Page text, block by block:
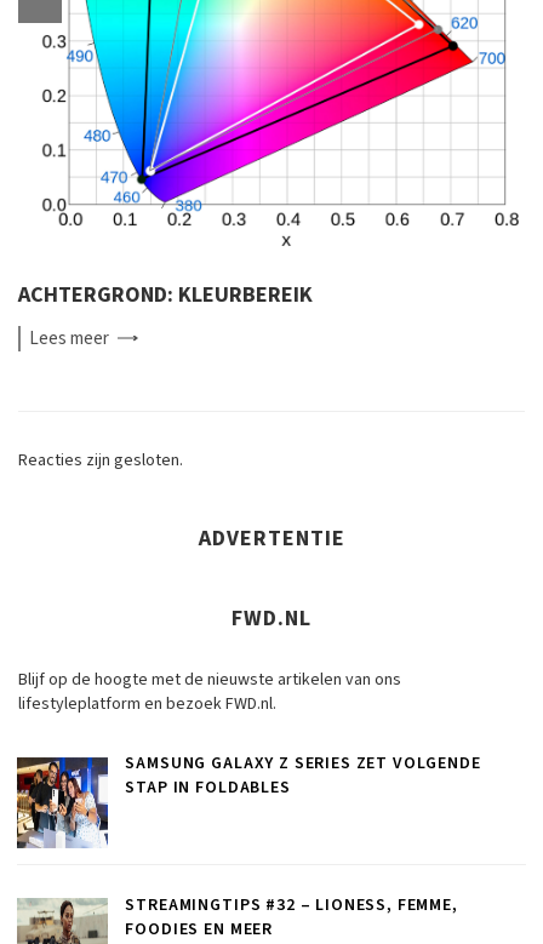
ACHTERGROND: KLEURBEREIK
Leesmeer
Reacties zijn gesloten.
ADVERTENTIE
FWD.NL
Blijf op de hoogte met de nieuwste artikelen van ons
lifestyleplatform en bezoek FWD.nl.
SAMSUNG GALAXY Z SERIES ZET VOLGENDE
STAP IN FOLDABLES
STREAMINGTIPS #32 – LIONESS, FEMME,
FOODIES EN MEER